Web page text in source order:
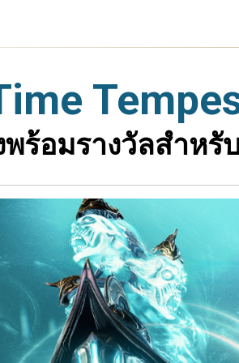
ร้อมรางวัลสำห